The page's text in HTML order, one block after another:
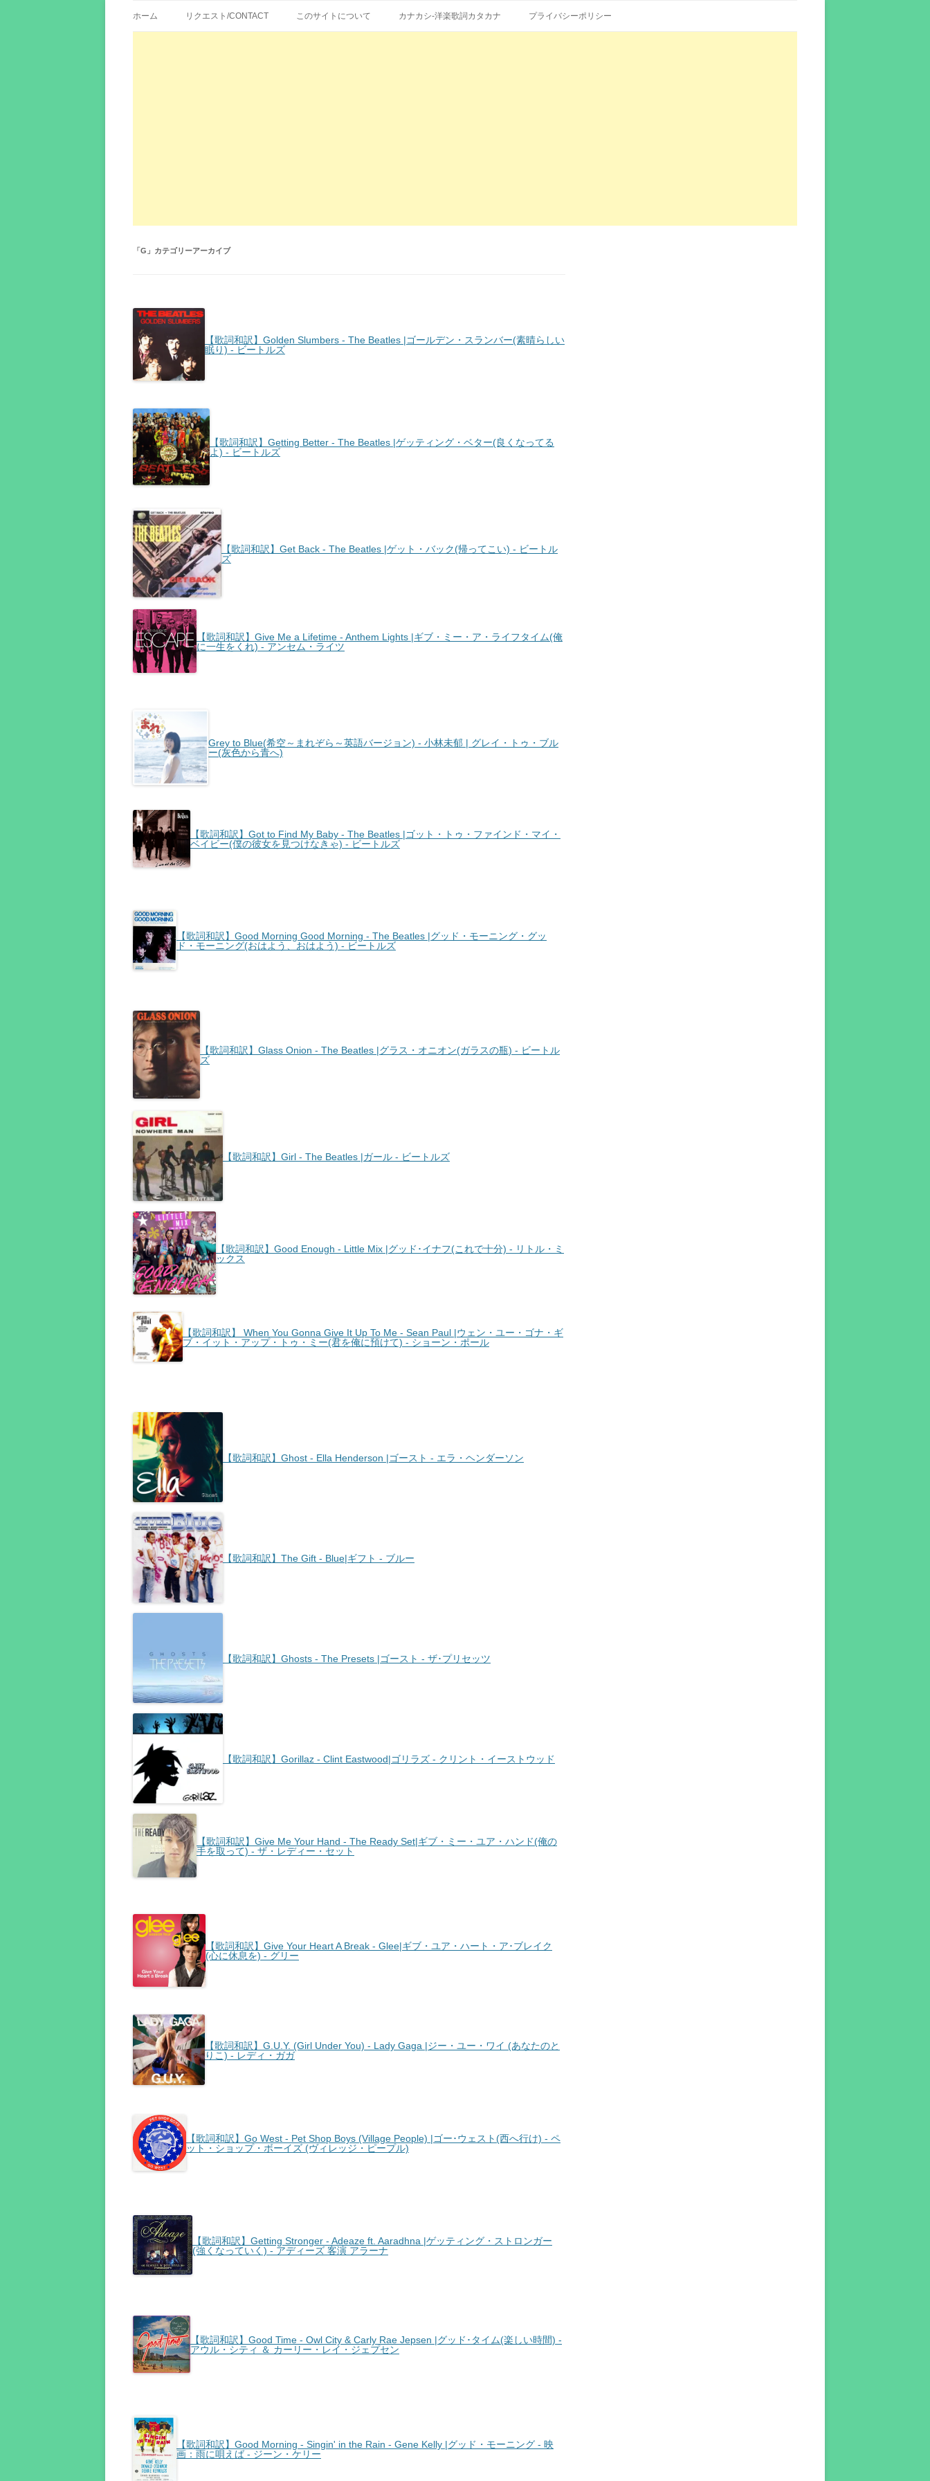
エイカシ | 洋楽歌詞の和訳、英語の意味、読み方
ン
ン
ホーム リクエスト/CONTACT このサイトについて カナカシ-洋楽歌詞カタカナ プライバシーポリシー
「G 」カテゴリーアーカイブ
【歌詞和訳】Golden Slumbers - The Beatles |ゴールデン・スランバー(素晴らしい
眠り) - ビートルズ
【歌詞和訳】Getting Better - The Beatles |ゲッティング・ベター(良くなってる
よ) - ビートルズ
【歌詞和訳】Get Back - The Beatles |ゲット・バック(帰ってこい) - ビートル
ズ
【歌詞和訳】Give Me a Lifetime - Anthem Lights |ギブ・ミー・ア・ライフタイム(俺
に一生をくれ) - アンセム・ライツ
Grey to Blue(希空～まれぞら～英語バージョン) - 小林未郁 | グレイ・トゥ・ブル
ー(灰色から青へ)
【歌詞和訳】Got to Find My Baby - The Beatles |ゴット・トゥ・ファインド・マイ・
ベイビー(僕の彼女を見つけなきゃ) - ビートルズ
【歌詞和訳】Good Morning Good Morning - The Beatles |グッド・モーニング・グッ
ド・モーニング(おはよう、おはよう) - ビートルズ
【歌詞和訳】Glass Onion - The Beatles |グラス・オニオン(ガラスの瓶) - ビートル
ズ
【歌詞和訳】Girl - The Beatles |ガール - ビートルズ
【歌詞和訳】Good Enough - Little Mix |グッド･イナフ(これで十分) - リトル・ミ
ックス
【歌詞和訳】 When You Gonna Give It Up To Me - Sean Paul |ウェン・ユー・ゴナ・ギ
ブ・イット・アップ・トゥ・ミー(君を俺に預けて) - ショーン・ポール
【歌詞和訳】Ghost - Ella Henderson |ゴースト - エラ・ヘンダーソン
【歌詞和訳】The Gift - Blue|ギフト - ブルー
【歌詞和訳】Ghosts - The Presets |ゴースト - ザ･プリセッツ
【歌詞和訳】Gorillaz - Clint Eastwood|ゴリラズ - クリント・イーストウッド
【歌詞和訳】Give Me Your Hand - The Ready Set|ギブ・ミー・ユア・ハンド(俺の
手を取って) - ザ・レディー・セット
【歌詞和訳】Give Your Heart A Break - Glee|ギブ・ユア・ハート・ア･ブレイク
(心に休息を) - グリー
【歌詞和訳】G.U.Y. (Girl Under You) - Lady Gaga |ジー・ユー・ワイ (あなたのと
りこ) - レディ・ガガ
【歌詞和訳】Go West - Pet Shop Boys (Village People) |ゴー･ウェスト(西へ行け) - ペ
ット・ショップ・ボーイズ (ヴィレッジ・ピープル)
【歌詞和訳】Getting Stronger - Adeaze ft. Aaradhna |ゲッティング・ストロンガー
(強くなっていく) - アディーズ 客演 アラーナ
【歌詞和訳】Good Time - Owl City & Carly Rae Jepsen |グッド･タイム(楽しい時間) -
アウル・シティ ＆ カーリー・レイ・ジェプセン
【歌詞和訳】Good Morning - Singin' in the Rain - Gene Kelly |グッド・モーニング - 映
画：雨に唄えば - ジーン・ケリー